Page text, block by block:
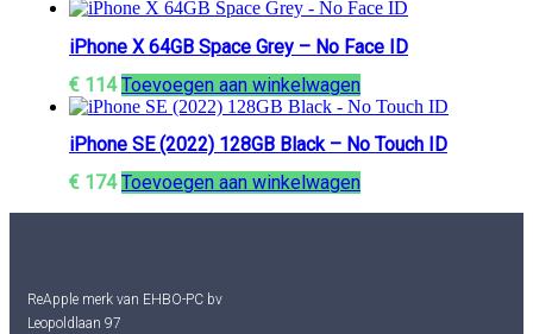
iPhone X 64GB Space Grey – No Face ID
€ 114 Toevoegen aan winkelwagen
iPhone SE (2022) 128GB Black – No Touch ID
€ 174 Toevoegen aan winkelwagen
ReApple merk van EHBO-PC bv
Leopoldlaan 97